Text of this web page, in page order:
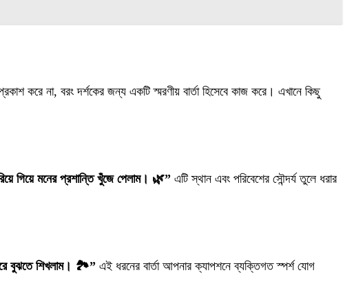
করে না, বরং দর্শকের জন্য একটি স্মরণীয় বার্তা হিসেবে কাজ করে। এখানে কিছু
গিয়ে মনের প্রশান্তি খুঁজে পেলাম। 🌿” এটি স্থান এবং পরিবেশের সৌন্দর্য তুলে ধরার
বুঝতে শিখলাম। 🏞️” এই ধরনের বার্তা আপনার ক্যাপশনে ব্যক্তিগত স্পর্শ যোগ